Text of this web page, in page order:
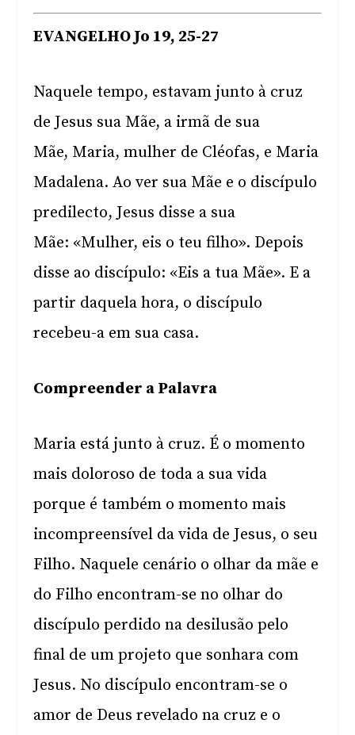
EVANGELHO Jo 19, 25-27
Naquele tempo, estavam junto à cruz
de Jesus sua Mãe, a irmã de sua
Mãe, Maria, mulher de Cléofas, e Maria
Madalena. Ao ver sua Mãe e o discípulo
predilecto, Jesus disse a sua
Mãe: «Mulher, eis o teu filho». Depois
disse ao discípulo: «Eis a tua Mãe». E a
partir daquela hora, o discípulo
recebeu-a em sua casa.
Compreender a Palavra
Maria está junto à cruz. É o momento
mais doloroso de toda a sua vida
porque é também o momento mais
incompreensível da vida de Jesus, o seu
Filho. Naquele cenário o olhar da mãe e
do Filho encontram-se no olhar do
discípulo perdido na desilusão pelo
final de um projeto que sonhara com
Jesus. No discípulo encontram-se o
amor de Deus revelado na cruz e o